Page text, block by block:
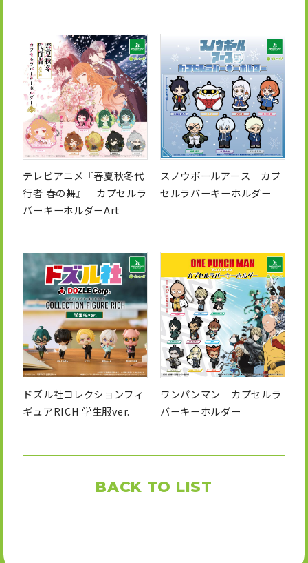
テレビアニメ『春夏秋冬代
行者 春の舞』 カプセルラ
バーキーホルダーArt
スノウボールアース カプ
セルラバーキーホルダー
ドズル社コレクションフィ
ギュアRICH 学生服ver.
ワンパンマン カプセルラ
バーキーホルダー
BACK TO LIST